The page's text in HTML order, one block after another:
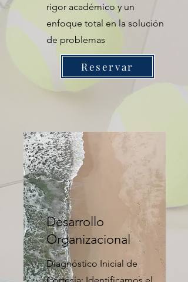
rigor académico y un
enfoque total en la solución
de problemas
Reservar
Desarrollo
Organizacional
Diagnóstico Inicial de
Cortesía: Identificamos el